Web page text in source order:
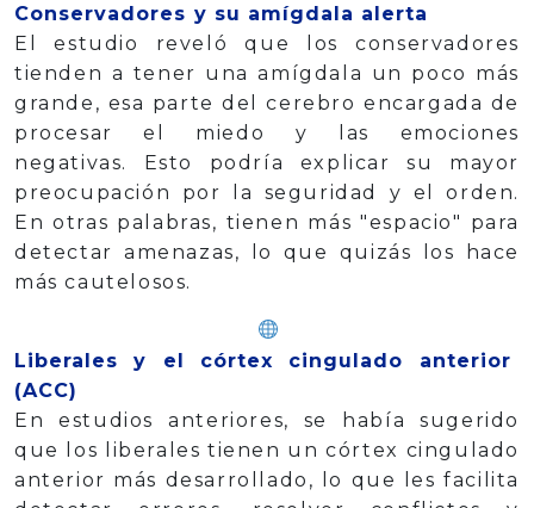
Conservadores y su amígdala alerta
El estudio reveló que los conservadores
tienden a tener una amígdala un poco más
grande, esa parte del cerebro encargada de
procesar el miedo y las emociones
negativas. Esto podría explicar su mayor
preocupación por la seguridad y el orden.
En otras palabras, tienen más "espacio" para
detectar amenazas, lo que quizás los hace
más cautelosos.
Liberales y el córtex cingulado anterior
(ACC)
En estudios anteriores, se había sugerido
que los liberales tienen un córtex cingulado
anterior más desarrollado, lo que les facilita